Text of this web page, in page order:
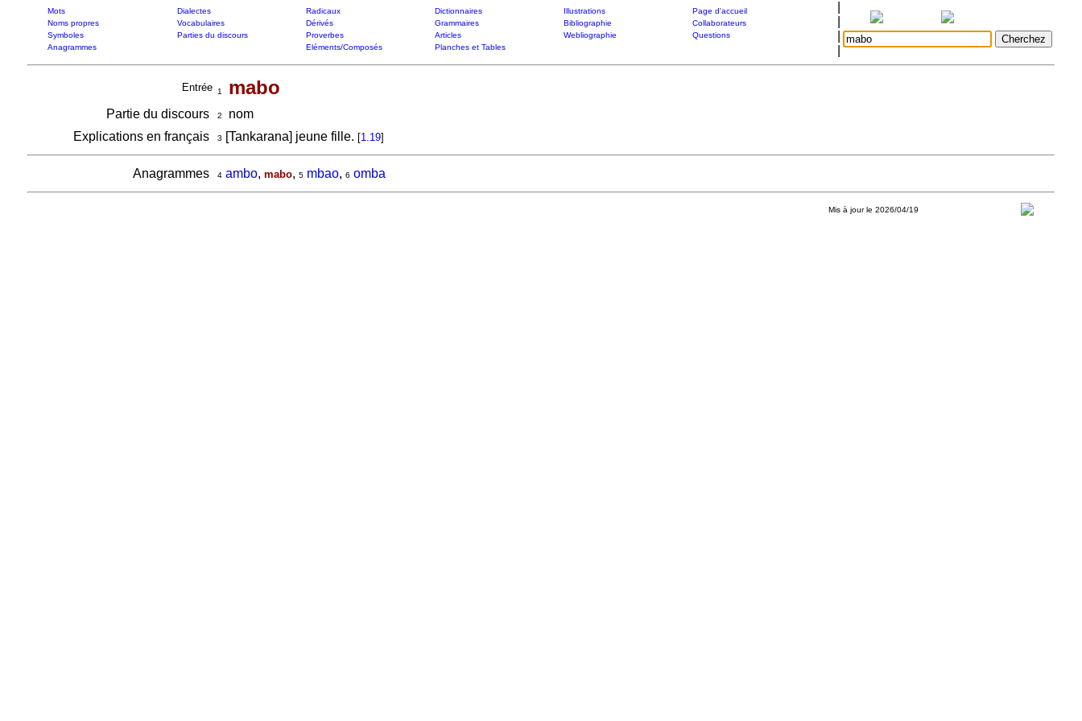
Mots Dialectes Radicaux Dictionnaires Illustrations
Page d'accueil
Noms propres
Vocabulaires Dérivés Grammaires Bibliographie
Collaborateurs
Symboles
Parties du discours Proverbes Articles Webliographie
Questions
Anagrammes
Eléments/Composés Planches et Tables
Entrée 1 mabo
Partie du discours 2
nom
Explications en français
3 [Tankarana] jeune fille. [1.19]
Anagrammes 4 ambo, mabo, 5 mbao, 6 omba
Mis à jour le 2026/04/19